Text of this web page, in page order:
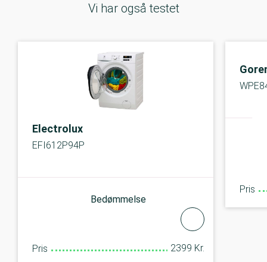
Vi har også testet
Electrolux
EFI612P94P
Bedømmelse
Pris 2399 Kr.
Pris